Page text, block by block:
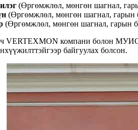
(Өргөмжлөл, мөнгөн шагнал,
(Өргөмжлөл, мөнгөн шагнал, гарын
(Өргөмжлөл, мөнгөн шагнал, гарын
VERTEXMON компани болон
байгуулах болсон.